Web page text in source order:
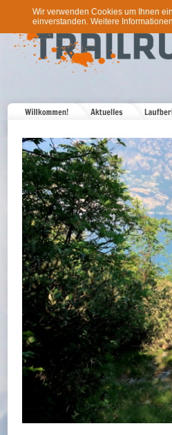
Wir verwenden Cookies um Ihnen
einverstanden. Weitere